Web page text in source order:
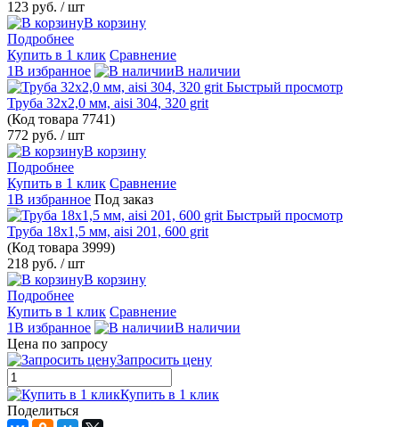
123 руб. / шт
В корзину
Подробнее
Купить в 1 клик Сравнение
1В избранное
В наличии
Быстрый просмотр
Труба 32х2,0 мм, aisi 304, 320 grit
(Код товара 7741)
772 руб. / шт
В корзину
Подробнее
Купить в 1 клик Сравнение
1В избранное Под заказ
Быстрый просмотр
Труба 18х1,5 мм, aisi 201, 600 grit
(Код товара 3999)
218 руб. / шт
В корзину
Подробнее
Купить в 1 клик Сравнение
1В избранное
В наличии
Цена по запросу
Запросить цену
Купить в 1 клик
Поделиться